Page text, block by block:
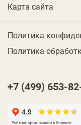
Карта сайта
Политика
Политика
+7 (499) 653-